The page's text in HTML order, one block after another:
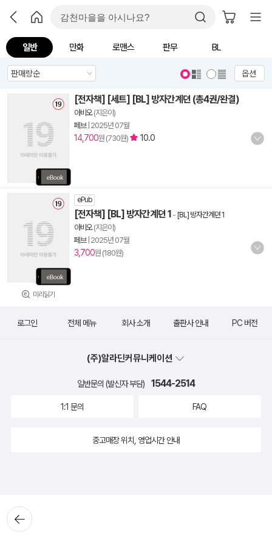
일반 만화 로맨스 판무 BL
옵션
[전자책] [세트] [BL] 방자간계뎐 (총4권/완결)
아비오(지은이)
페브| 2025년 07월
14,700원 (730원) 10.0
미리읽기
ePub
[전자책] [BL] 방자간계뎐 1 - [BL] 방자간계뎐 1
아비오(지은이)
페브| 2025년 07월
3,700원 (180원)
뒤로가
기
로그인 전체 메뉴 회사 소개 출판사 안내 PC 버전
(주)알라딘커뮤니케이션
일반문의 (발신자 부담) 1544-2514
1:1 문의 FAQ
중고매장 위치, 영업시간 안내